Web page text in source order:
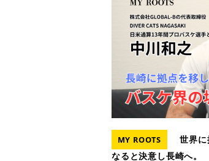
MY ROOTS
世界
なると決意し長崎へ。